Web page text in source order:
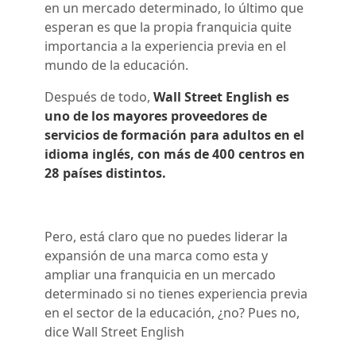
en un mercado determinado, lo último que
esperan es que la propia franquicia quite
importancia a la experiencia previa en el
mundo de la educación.
Después de todo, Wall Street English es
uno de los mayores proveedores de
servicios de formación para adultos en el
idioma inglés, con más de 400 centros en
28 países distintos.
Pero, está claro que no puedes liderar la
expansión de una marca como esta y
ampliar una franquicia en un mercado
determinado si no tienes experiencia previa
en el sector de la educación, ¿no? Pues no,
dice Wall Street English